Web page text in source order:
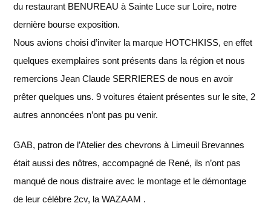
du restaurant BENUREAU à Sainte Luce sur Loire, notre
dernière bourse exposition.
Nous avions choisi d’inviter la marque HOTCHKISS, en effet
quelques exemplaires sont présents dans la région et nous
remercions Jean Claude SERRIERES de nous en avoir
prêter quelques uns. 9 voitures étaient présentes sur le site, 2
autres annoncées n’ont pas pu venir.
GAB, patron de l’Atelier des chevrons à Limeuil Brevannes
était aussi des nôtres, accompagné de René, ils n’ont pas
manqué de nous distraire avec le montage et le démontage
de leur célèbre 2cv, la WAZAAM .